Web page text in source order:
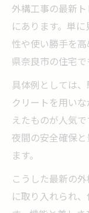
外構工事の最新
にあります。単
性や使い勝手を
県奈良市の住宅で
具体例としては
クリートを用い
えたものが人気
夜間の安全確保
ます。
こうした最新の
に取り入れられ